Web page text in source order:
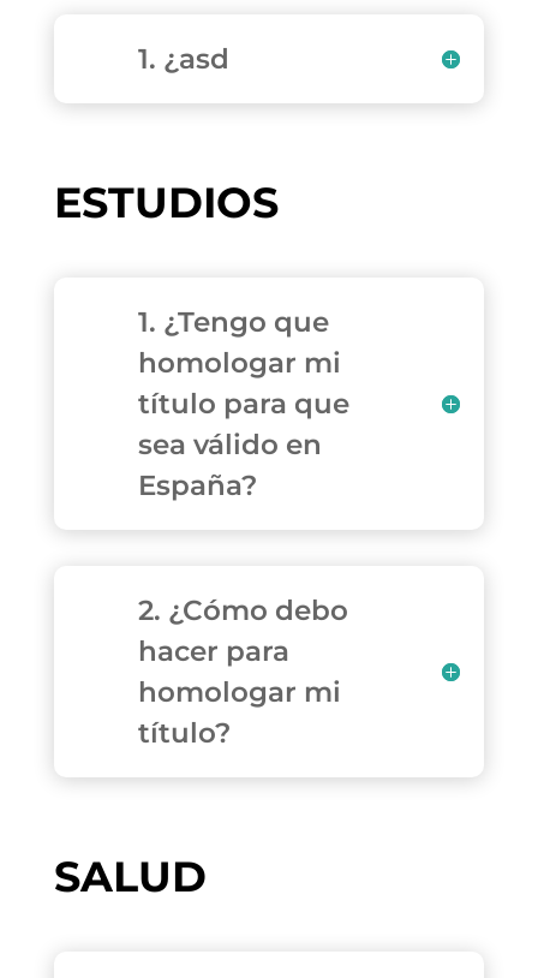
1. ¿asd
ESTUDIOS
1. ¿Tengo que
homologar mi
título para que
sea válido en
España?
2. ¿Cómo debo
hacer para
homologar mi
título?
SALUD